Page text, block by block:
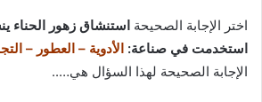
اختر الإجابة الصحيحة استنشاق زهور الحناء
استخدمت في صناعة: الأدوية – العطور –
الإجابة الصحيحة لهذا السؤال هي…..